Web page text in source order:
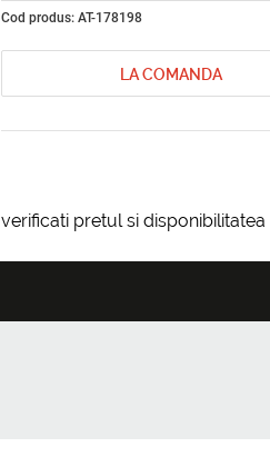
Cod produs: AT-178198
LA COMANDA
verificati pretul si